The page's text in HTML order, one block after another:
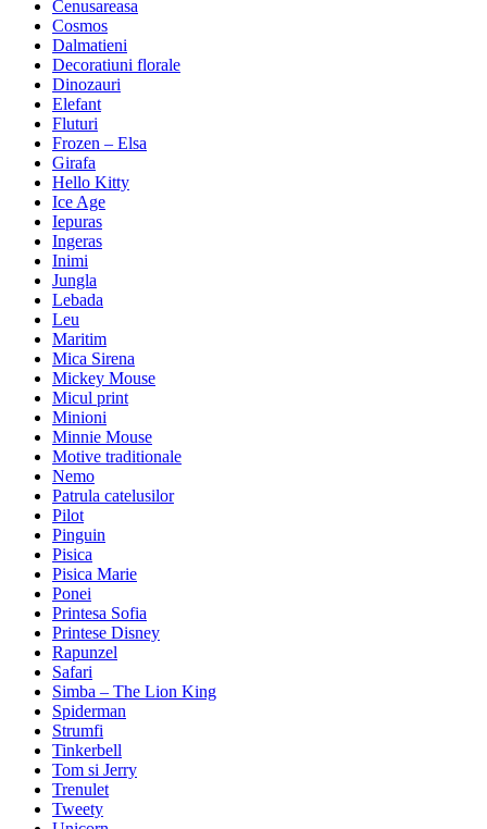
Cenusareasa
Cosmos
Dalmatieni
Decoratiuni florale
Dinozauri
Elefant
Fluturi
Frozen – Elsa
Girafa
Hello Kitty
Ice Age
Iepuras
Ingeras
Inimi
Jungla
Lebada
Leu
Maritim
Mica Sirena
Mickey Mouse
Micul print
Minioni
Minnie Mouse
Motive traditionale
Nemo
Patrula catelusilor
Pilot
Pinguin
Pisica
Pisica Marie
Ponei
Printesa Sofia
Printese Disney
Rapunzel
Safari
Simba – The Lion King
Spiderman
Strumfi
Tinkerbell
Tom si Jerry
Trenulet
Tweety